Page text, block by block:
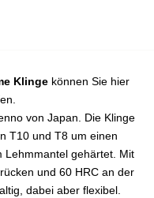
Klingekönnen Sie hier
von Japan. Die Klinge
T10 und T8 um einen
Lehmmantel gehärtet. Mit
und 60 HRC an der
dabei aber flexibel.